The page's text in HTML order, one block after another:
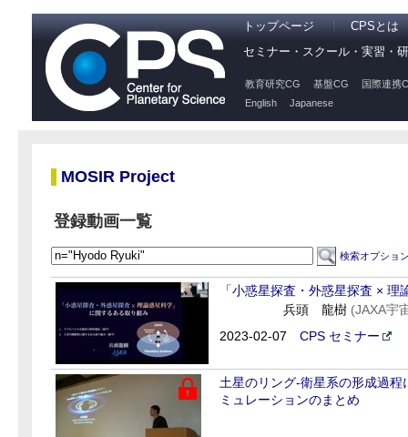
トップページ
CPSとは
セミナー・スクール・実習・
教育研究CG 基盤CG
国際連携
English
Japanese
MOSIR Project
登録動画一覧
検索オプショ
「小惑星探査・外惑星探査 ×
兵頭 龍樹 (JAXA宇
2023-02-07
CPS セミナー
土星のリング-衛星系の形成過
ミュレーションのまとめ